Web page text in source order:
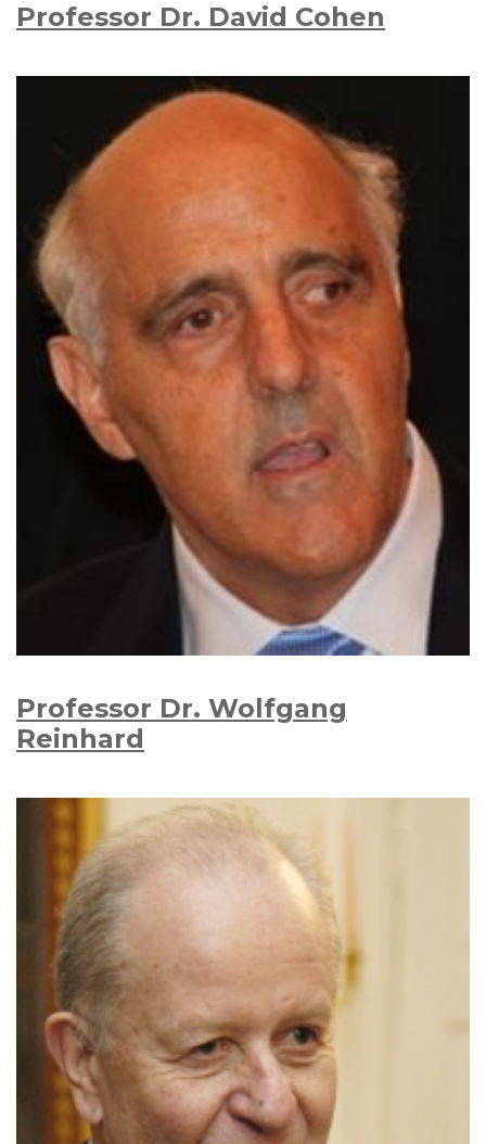
Professor Dr. David Cohen
Professor Dr. Wolfgang
Reinhard